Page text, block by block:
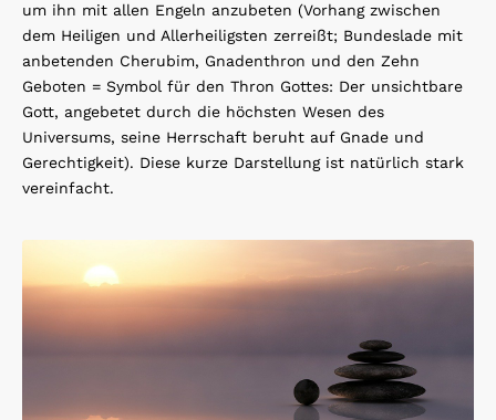
um ihn mit allen Engeln anzubeten (Vorhang zwischen
dem Heiligen und Allerheiligsten zerreißt; Bundeslade mit
anbetenden Cherubim, Gnadenthron und den Zehn
Geboten = Symbol für den Thron Gottes: Der unsichtbare
Gott, angebetet durch die höchsten Wesen des
Universums, seine Herrschaft beruht auf Gnade und
Gerechtigkeit). Diese kurze Darstellung ist natürlich stark
vereinfacht.